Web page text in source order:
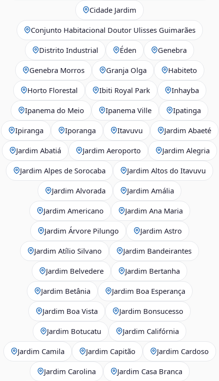
Cidade Jardim
Conjunto Habitacional Doutor Ulisses Guimarães
Distrito Industrial Éden Genebra
Genebra Morros Granja Olga Habiteto
Horto Florestal Ibiti Royal Park Inhayba
Ipanema do Meio Ipanema Ville Ipatinga
Ipiranga Iporanga Itavuvu Jardim Abaeté
Jardim Abatiá Jardim Aeroporto Jardim Alegria
Jardim Alpes de Sorocaba Jardim Altos do Itavuvu
Jardim Alvorada Jardim Amália
Jardim Americano Jardim Ana Maria
Jardim Árvore Pilungo Jardim Astro
Jardim Atílio Silvano Jardim Bandeirantes
Jardim Belvedere Jardim Bertanha
Jardim Betânia Jardim Boa Esperança
Jardim Boa Vista Jardim Bonsucesso
Jardim Botucatu Jardim Califórnia
Jardim Camila Jardim Capitão Jardim Cardoso
Jardim Carolina Jardim Casa Branca